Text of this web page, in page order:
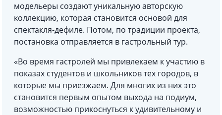
модельеры создают уникальную авторскую
коллекцию, которая становится основой для
спектакля-дефиле. Потом, по традиции проекта,
постановка отправляется в гастрольный тур.
«Во время гастролей мы привлекаем к участию в
показах студентов и школьников тех городов, в
которые мы приезжаем. Для многих из них это
становится первым опытом выхода на подиум,
возможностью прикоснуться к удивительному и